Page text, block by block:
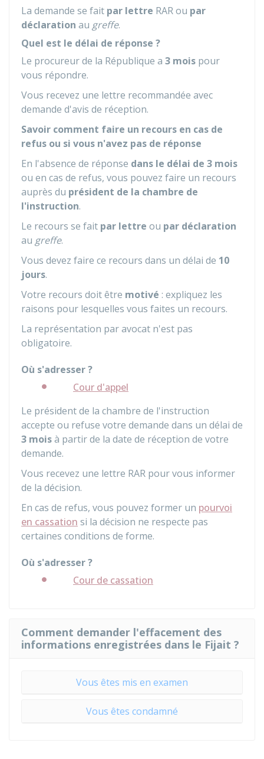
La demande se fait par lettre RARou par
déclaration au greffe.
Quel est le délai de réponse ?
Le procureur de la République a 3 mois pour
vous répondre.
Vous recevez une lettre recommandée avec
demande d'avis de réception.
Savoir comment faire un recours en cas de
refus ou si vous n'avez pas de réponse
En l'absence de réponse dans le délai de 3 mois
ou en cas de refus, vous pouvez faire un recours
auprès du président de la chambre de
l'instruction.
Le recours se fait par lettre ou par déclaration
au greffe.
Vous devez faire ce recours dans un délai de 10
jours.
Votre recours doit être motivé : expliquez les
raisons pour lesquelles vous faites un recours.
La représentation par avocat n'est pas
obligatoire.
Où s'adresser ?
Cour d'appel
Le président de la chambre de l'instruction
accepte ou refuse votre demande dans un délai de
3 moisà partir de la date de réception de votre
demande.
Vous recevez une lettre RAR pour vous informer
de la décision.
En cas de refus, vous pouvez former un pourvoi
en cassation si la décision ne respecte pas
certaines conditions de forme.
Où s'adresser ?
Cour de cassation
Comment demander l'effacement des
informations enregistrées dans le Fijait ?
Vous êtes mis en examen
Vous êtes condamné